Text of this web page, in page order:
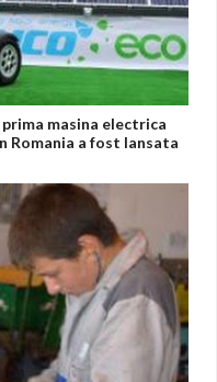
prima masina electrica
Romania a fost lansata